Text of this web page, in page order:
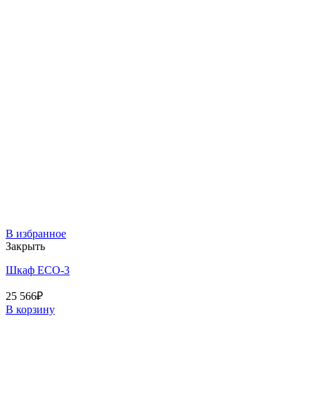
В избранное
Закрыть
Шкаф ECO-3
25 566₽
В корзину